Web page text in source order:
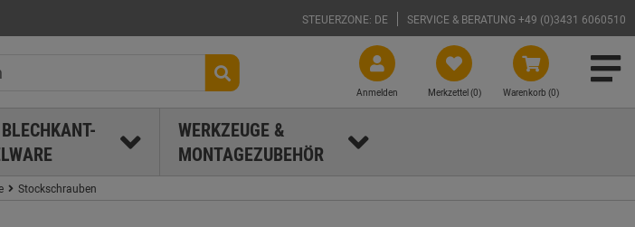
STEUERZONE: DE SERVICE & BERATUNG +49 (0)3431 6060510
Warenkorb (0)
Merkzettel (0)
Anmelden
WERKZEUGE &
MONTAGEZUBEHÖR
Stockschrauben